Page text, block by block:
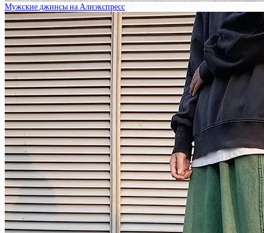
Мужские джинсы на Алиэкспресс